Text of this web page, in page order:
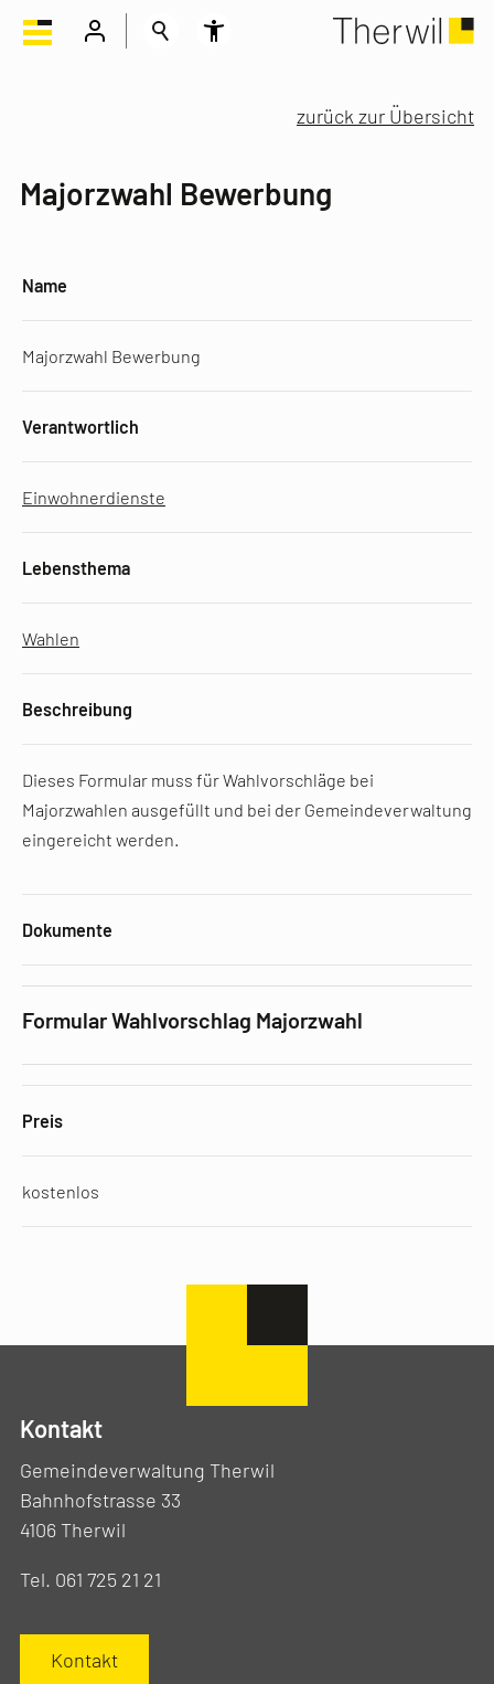
zurück zur Übersicht
Majorzwahl Bewerbung
Name
Majorzwahl Bewerbung
Verantwortlich
Einwohnerdienste
Lebensthema
Wahlen
Beschreibung
Dieses Formular muss für Wahlvorschläge bei
Majorzwahlen ausgefüllt und bei der Gemeindeverwaltung
eingereicht werden.
Dokumente
Formular Wahlvorschlag Majorzwahl
Preis
kostenlos
Kontakt
Gemeindeverwaltung Therwil
Bahnhofstrasse 33
4106 Therwil
Tel. 061 725 21 21
Kontakt